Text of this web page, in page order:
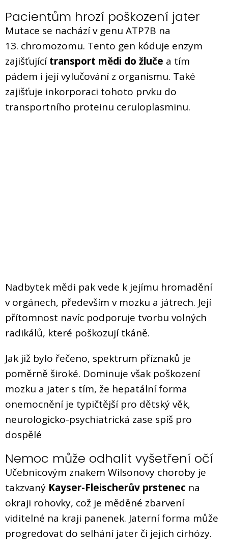
Pacientům hrozí poškození jater
Mutace se nachází v genu ATP7B na
13. chromozomu. Tento gen kóduje enzym
zajišťujícítransport mědi do žluče a tím
pádem i její vylučování z organismu. Také
zajišťuje inkorporaci tohoto prvku do
transportního proteinu ceruloplasminu.
Nadbytek mědi pak vede k jejímu hromadění
v orgánech, především v mozku a játrech. Její
přítomnost navíc podporuje tvorbu volných
radikálů, které poškozují tkáně.
Jak již bylo řečeno, spektrum příznaků je
poměrně široké. Dominuje však poškození
mozku a jater s tím, že hepatální forma
onemocnění je typičtější pro dětský věk,
neurologicko-psychiatrická zase spíš pro
dospělé
Nemoc může odhalit vyšetření očí
Učebnicovým znakem Wilsonovy choroby je
takzvaný Kayser-Fleischerův prstenec na
okraji rohovky, což je měděné zbarvení
viditelné na kraji panenek. Jaterní forma může
progredovat do selhání jater či jejich cirhózy.